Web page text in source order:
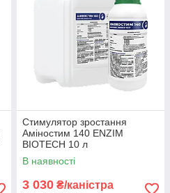
Стимулятор зростання
Аміностим 140 ENZIM
BIOTECH 10 л
В наявності
3 030 ₴/каністра